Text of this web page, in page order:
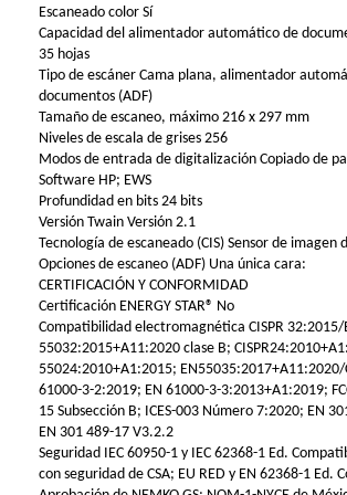
Escaneado color Sí
Capacidad del alimentador automático de
35 hojas
Tipo de escáner Cama plana, alimentador
documentos (ADF)
Tamaño de escaneo, máximo 216 x 297 mm
Niveles de escala de grises 256
Modos de entrada de digitalización Copiado de
Software HP; EWS
Profundidad en bits 24 bits
Versión Twain Versión 2.1
Tecnología de escaneado (CIS) Sensor de imagen
Opciones de escaneo (ADF) Una única cara:
CERTIFICACIÓN Y CONFORMIDAD
Certificación ENERGY STAR® No
Compatibilidad electromagnética CISPR 32:2015/
55032:2015+A11:2020 clase B;
55024:2010+A1:2015; EN55035:2017+A11:2020/
61000-3-2:2019; EN 61000-3-3:2013+A1:2019;
15 Subsección B; ICES-003 Número 7:2020; EN
EN 301 489-17 V3.2.2
Seguridad IEC 60950-1 y IEC 62368-1 Ed.
con seguridad de CSA; EU RED y EN 62368-1 Ed.